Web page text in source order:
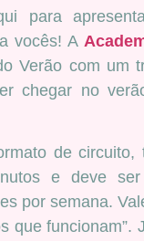
para
vocês! A
Verão com um
chegar no
de circuito,
e deve
por semana.
que funcionam”.